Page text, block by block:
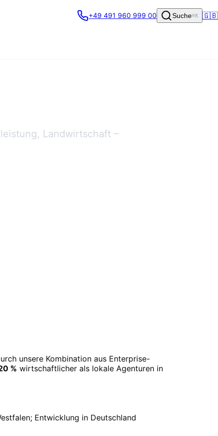
+49 491 960 999 00 Suche⌘K 🇬🇧
Landwirtschaft –
unsere Kombination aus Enterprise-
% wirtschaftlicher als lokale Agenturen in
; Entwicklung in Deutschland